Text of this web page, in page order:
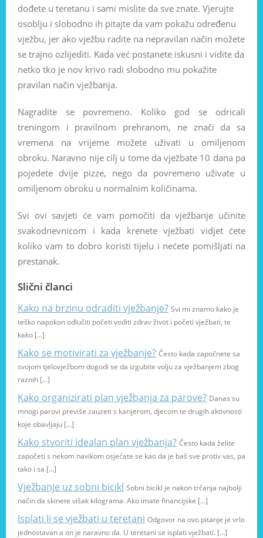
dođete u teretanu i sami mislite da sve znate. Vjerujte
osoblju i slobodno ih pitajte da vam pokažu određenu
vježbu, jer ako vježbu radite na nepravilan način možete
se trajno ozlijediti. Kada već postanete iskusni i vidite da
netko tko je nov krivo radi slobodno mu pokažite
pravilan način vježbanja.
Nagradite se povremeno. Koliko god se odricali
treningom i pravilnom prehranom, ne znači da sa
vremena na vrijeme možete uživati u omiljenom
obroku. Naravno nije cilj u tome da vježbate 10 dana pa
pojedete dvije pizze, nego da povremeno uživate u
omiljenom obroku u normalnim količinama.
Svi ovi savjeti će vam pomočiti da vježbanje učinite
svakodnevnicom i kada krenete vježbati vidjet ćete
koliko vam to dobro koristi tijelu i nećete pomišljati na
prestanak.
Slični članci
Kako na brzinu odraditi vježbanje? Svi mi znamo kako je
teško napokon odlučiti početi voditi zdrav život i početi vježbati, te
kako […]
Kako se motivirati za vježbanje? Često kada započnete sa
svojom tjelovježbom dogodi se da izgubite volju za vježbanjem zbog
raznih […]
Kako organizirati plan vježbanja za parove? Danas su
mnogi parovi previše zauzeti s karijerom, djecom te drugih aktivnosti
koje obavljaju […]
Kako stvoriti idealan plan vježbanja? Često kada želite
započeti s nekom navikom osjećate se kao da je baš sve protiv vas, pa
tako i sa […]
Vježbanje uz sobni bicikl Sobni bicikl je nakon trčanja najbolji
način da skinete višak kilograma. Ako imate financijske […]
Isplati li se vježbati u teretani Odgovor na ovo pitanje je vrlo
jednostavan a on je naravno da. U teretani se isplati vježbati. […]